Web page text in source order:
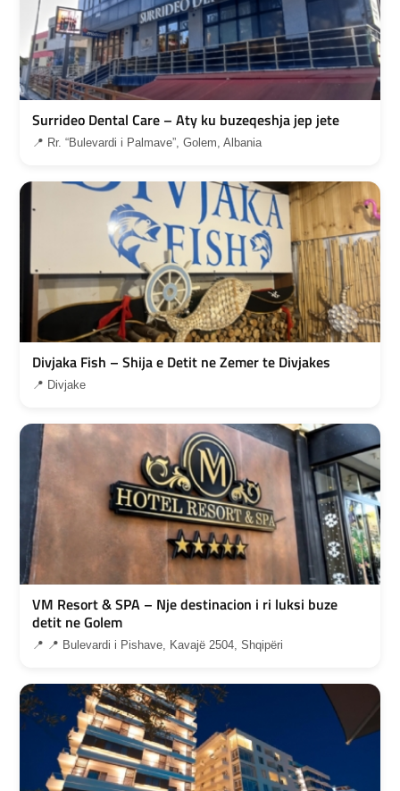
Surrideo Dental Care – Aty ku buzeqeshja jep jete
📍 Rr. “Bulevardi i Palmave”, Golem, Albania
Divjaka Fish – Shija e Detit ne Zemer te Divjakes
📍 Divjake
VM Resort & SPA – Nje destinacion i ri luksi buze
detit ne Golem
📍 📍 Bulevardi i Pishave, Kavajë 2504, Shqipëri